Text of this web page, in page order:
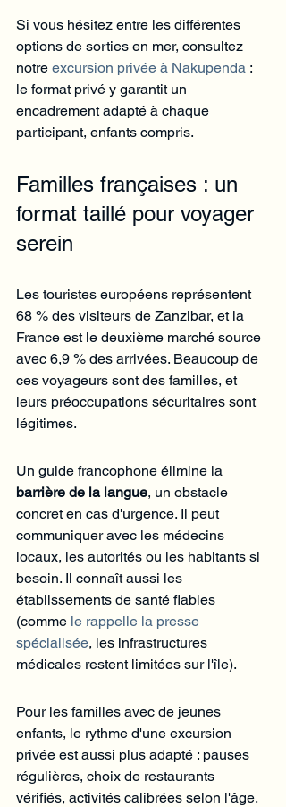
Si vous hésitez entre les différentes
options de sorties en mer, consultez
notre excursion privée à Nakupenda :
le format privé y garantit un
encadrement adapté à chaque
participant, enfants compris.
Familles françaises : un
format taillé pour voyager
serein
Les touristes européens représentent
68 % des visiteurs de Zanzibar, et la
France est le deuxième marché source
avec 6,9 % des arrivées. Beaucoup de
ces voyageurs sont des familles, et
leurs préoccupations sécuritaires sont
légitimes.
Un guide francophone élimine la
barrière de la langue, un obstacle
concret en cas d'urgence. Il peut
communiquer avec les médecins
locaux, les autorités ou les habitants si
besoin. Il connaît aussi les
établissements de santé fiables
(comme le rappelle la presse
spécialisée, les infrastructures
médicales restent limitées sur l'île).
Pour les familles avec de jeunes
enfants, le rythme d'une excursion
privée est aussi plus adapté : pauses
régulières, choix de restaurants
vérifiés, activités calibrées selon l'âge.